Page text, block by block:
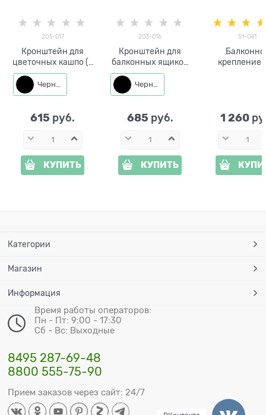
203-017
Кронштейн для
цветочных кашпо (2
шт) 203-017
Черный
615 руб.
КУПИТЬ
203-016
Кронштейн для
балконных ящиков
Бабочки (2 шт) 203-
016Черный
685 руб.
КУПИТЬ
51-041
крепление
1 260
Категории
Магазин
Информация
Время работы операторов:
Пн - Пт: 9:00 - 17:30
Сб - Вс: Выходные
8495 287-69-48
8800 555-75-90
Прием заказов через сайт: 24/7